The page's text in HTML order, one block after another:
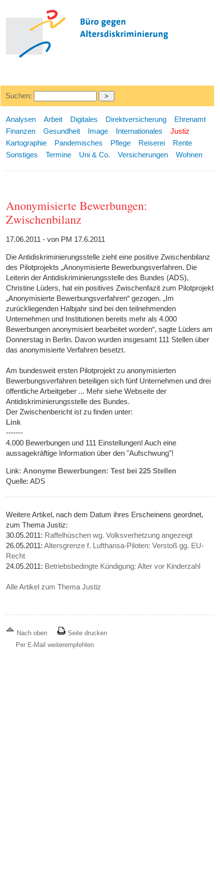
Suchen:
Analysen Arbeit Digitales Direktversicherung
Ehrenamt
Finanzen
Gesundheit Image Internationales
Justiz
Kartographie
Pandemisches Pflege Reiserei
Rente
Sonstiges
Termine Uni & Co. Versicherungen Wohnen
Anonymisierte Bewerbungen:
Zwischenbilanz
17.06.2011 - von PM 17.6.2011
Die Antidiskriminierungsstelle zieht eine positive Zwischenbilanz
des Pilotprojekts „Anonymisierte Bewerbungsverfahren. Die
Leiterin der Antidiskriminierungsstelle des Bundes (ADS),
Christine Lüders, hat ein positives Zwischenfazit zum Pilotprojekt
„Anonymisierte Bewerbungsverfahren“ gezogen. „Im
zurückliegenden Halbjahr sind bei den teilnehmenden
Unternehmen und Institutionen bereits mehr als 4.000
Bewerbungen anonymisiert bearbeitet worden“, sagte Lüders am
Donnerstag in Berlin. Davon wurden insgesamt 111 Stellen über
das anonymisierte Verfahren besetzt.
Am bundesweit ersten Pilotprojekt zu anonymisierten
Bewerbungsverfahren beteiligen sich fünf Unternehmen und drei
öffentliche Arbeitgeber ... Mehr siehe Webseite der
Antidiskriminierungsstelle des Bundes.
Der Zwischenbericht ist zu finden unter:
Link
-------
4.000 Bewerbungen und 111 Einstellungen! Auch eine
aussagekräftige Information über den "Aufschwung"!
Link: Anonyme Bewerbungen: Test bei 225 Stellen
Quelle: ADS
Weitere Artikel, nach dem Datum ihres Erscheinens geordnet,
zum Thema Justiz:
30.05.2011: Raffelhüschen wg. Volksverhetzung angezeigt
26.05.2011:Altersgrenze f. Lufthansa-Piloten: Verstoß gg. EU-
Recht
24.05.2011: Betriebsbedingte Kündigung: Alter vor Kinderzahl
Alle Artikel zum Thema Justiz
Nach oben
Seite drucken
Per E-Mail weiterempfehlen